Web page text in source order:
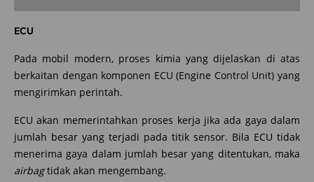
ECU
Pada mobil modern, proses kimia yang dijelaskan di atas
berkaitan dengan komponen ECU (Engine Control Unit) yang
mengirimkan perintah.
ECU akan memerintahkan proses kerja jika ada gaya dalam
jumlah besar yang terjadi pada titik sensor. Bila ECU tidak
menerima gaya dalam jumlah besar yang ditentukan, maka
airbagtidak akan mengembang.